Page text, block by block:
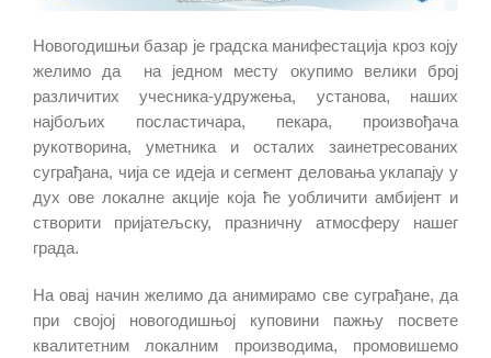
Новогодишњи базар је градска манифестација кроз коју
желимо да на једном месту окупимо велики број
различитих учесника-удружења, установа, наших
најбољих посластичара, пекара, произвођача
рукотворина, уметника и осталих заинетресованих
суграђана, чија се идеја и сегмент деловања уклапају у
дух ове локалне акције која ће уобличити амбијент и
створити пријатељску, празничну атмосферу нашег
града.
На овај начин желимо да анимирамо све суграђане, да
при својој новогодишњој куповини пажњу посвете
квалитетним локалним производима, промовишемо